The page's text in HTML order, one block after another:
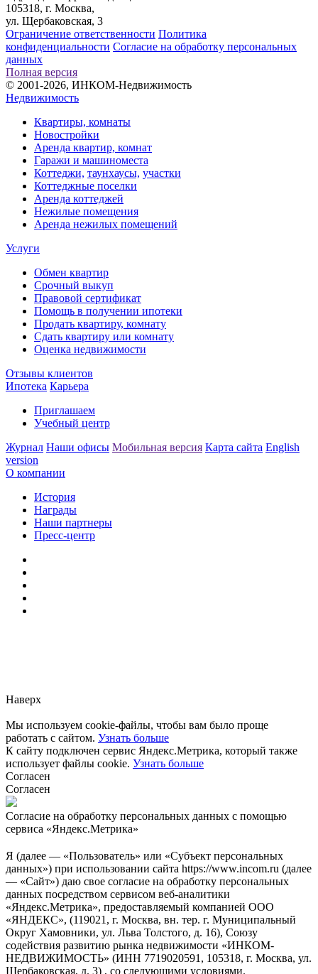
105318, г. Москва,
ул. Щербаковская, 3
Ограничение ответственности Политика
конфиденциальности Согласие на обработку персональных
данных
Полная версия
© 2001-2026, ИНКОМ-Недвижимость
Недвижимость
Квартиры, комнаты
Новостройки
Аренда квартир, комнат
Гаражи и машиноместа
Коттеджи, таунхаусы, участки
Коттеджные поселки
Аренда коттеджей
Нежилые помещения
Аренда нежилых помещений
Услуги
Обмен квартир
Срочный выкуп
Правовой сертификат
Помощь в получении ипотеки
Продать квартиру, комнату
Сдать квартиру или комнату
Оценка недвижимости
Отзывы клиентов
Ипотека Карьера
Приглашаем
Учебный центр
Журнал Наши офисы Мобильная версия Карта сайта English
version
О компании
История
Награды
Наши партнеры
Пресс-центр
Наверх
Мы используем cookie-файлы, чтобы вам было проще
работать с сайтом. Узнать больше
К сайту подключен сервис Яндекс.Метрика, который также
использует файлы cookie. Узнать больше
Согласен
Согласен
Согласие на обработку персональных данных с помощью
сервиса «Яндекс.Метрика»
Я (далее — «Пользователь» или «Субъект персональных
данных») при использовании сайта https://www.incom.ru (далее
— «Сайт») даю свое согласие на обработку персональных
данных посредством сервисом веб-аналитики
«Яндекс.Метрика», предоставляемый компанией ООО
«ЯНДЕКС», (119021, г. Москва, вн. тер. г. Муниципальный
Округ Хамовники, ул. Льва Толстого, д. 16), Союзу
содействия развитию рынка недвижимости «ИНКОМ-
НЕДВИЖИМОСТЬ» (ИНН 7719020591, 105318, г. Москва, ул.
Щербаковская, д. 3) , со следующими условиями.